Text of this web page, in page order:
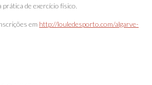
de exercício físico.
em http://louledesporto.com/algarve-